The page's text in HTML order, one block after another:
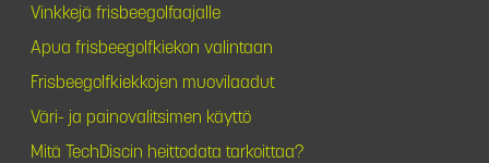
Vinkkejä frisbeegolfaajalle
Apua frisbeegolfkiekon valintaan
Frisbeegolfkiekkojen muovilaadut
Väri- ja painovalitsimen käyttö
Mitä TechDiscin heittodata tarkoittaa?